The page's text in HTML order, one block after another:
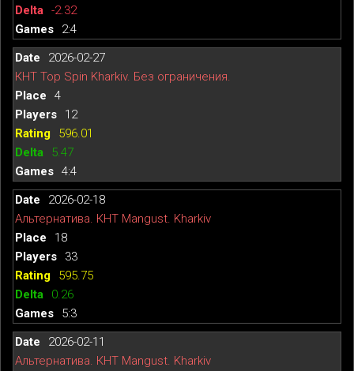
-2.32
2:4
2026-02-27
КНТ Top Spin Kharkiv. Без ограничения.
4
12
596.01
5.47
4:4
2026-02-18
Альтернатива. КНТ Mangust. Kharkiv
18
33
595.75
0.26
5:3
2026-02-11
Альтернатива. КНТ Mangust. Kharkiv